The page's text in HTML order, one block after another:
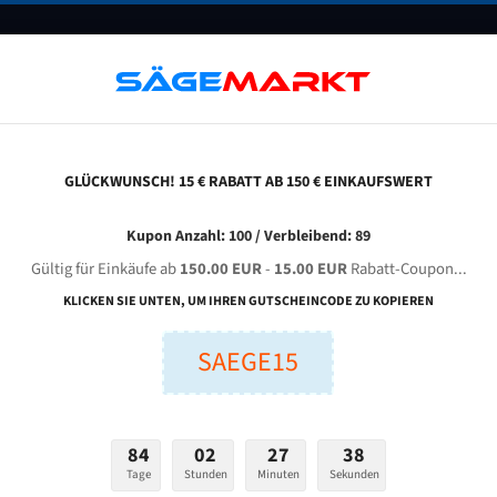
FAQ GUTSCHEINE BLOG KONTAKT
ToolMaster DC 300 XL für 4150 mm Bi-Metall
Breite (mm):
GLÜCKWUNSCH! 15 € RABATT AB 150 € EINKAUFSWERT
Kupon Anzahl: 100 / Verbleibend: 89
Gültig für Einkäufe ab150.00 EUR- 15.00 EURRabatt-Coupon...
KLICKEN SIE UNTEN, UM IHREN GUTSCHEINCODE ZU KOPIEREN
SAEGE15
84
Tage
02
Stunden
27
Minuten
37
Sekunden